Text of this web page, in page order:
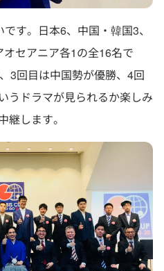
す。日本6、中国・韓国3、
セアニア各1の全16名で
3回目は中国勢が優勝、4回
うドラマが見られるか楽しみ
継します。